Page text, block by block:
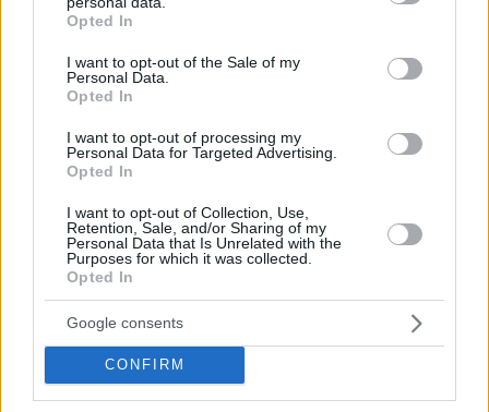
grant or deny consent to Google and its third-party tags to
use your data for below specified purposes in below Google
consent section.
Opted In
I want to opt-out of the Sale of my
Personal Data.
Opted In
I want to opt-out of processing my
Personal Data for Targeted Advertising.
Opted In
I want to opt-out of Collection, Use,
Retention, Sale, and/or Sharing of my
Personal Data that Is Unrelated with the
Purposes for which it was collected.
Opted In
Google consents
CONFIRM
Το DEI College παρουσιάζει τη Sophia. Την πρώτη 24/7
φοιτητές
30.07.2026, 09:33
Η Smart φοιτητική κατοικία στην καρδιά της Αθήνας
Διασκεδάζουμε υπεύθυνα, επιστρέφουμε με ασφάλεια
29.07.2026, 09:39
ΡΟΗ ΕΙΔΗΣΕΩΝ